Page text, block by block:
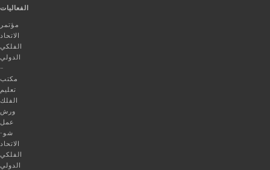
الفعاليات
مؤتمر
الاتحاد
الفلكي
الدولي
–
مكتب
تعليم
الفلك
ورش
عمل
شو-
الاتحاد
الفلكي
الدولي